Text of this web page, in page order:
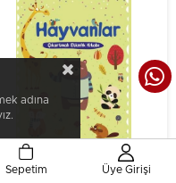
★ ★
adına
Sepetim Üye Girişi